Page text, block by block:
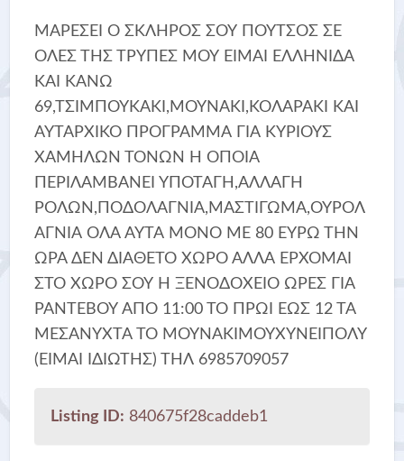
ΜΑΡΕΣΕΙ Ο ΣΚΛΗΡΟΣ ΣΟΥ ΠΟΥΤΣΟΣ ΣΕ
ΟΛΕΣ ΤΗΣ ΤΡΥΠΕΣ ΜΟΥ ΕΙΜΑΙ ΕΛΛΗΝΙΔΑ
ΚΑΙ ΚΑΝΩ
69,ΤΣΙΜΠΟΥΚΑΚΙ,ΜΟΥΝΑΚΙ,ΚΟΛΑΡΑΚΙ ΚΑΙ
ΑΥΤΑΡΧΙΚΟ ΠΡΟΓΡΑΜΜΑ ΓΙΑ ΚΥΡΙΟΥΣ
ΧΑΜΗΛΩΝ ΤΟΝΩΝ Η ΟΠΟΙΑ
ΠΕΡΙΛΑΜΒΑΝΕΙ ΥΠΟΤΑΓΗ,ΑΛΛΑΓΗ
ΡΟΛΩΝ,ΠΟΔΟΛΑΓΝΙΑ,ΜΑΣΤΙΓΩΜΑ,ΟΥΡΟΛ
ΑΓΝΙΑ ΟΛΑ ΑΥΤΑ ΜΟΝΟ ΜΕ 80 ΕΥΡΩ ΤΗΝ
ΩΡΑ ΔΕΝ ΔΙΑΘΕΤΟ ΧΩΡΟ ΑΛΛΑ ΕΡΧΟΜΑΙ
ΣΤΟ ΧΩΡΟ ΣΟΥ Η ΞΕΝΟΔΟΧΕΙΟ ΩΡΕΣ ΓΙΑ
ΡΑΝΤΕΒΟΥ ΑΠΟ 11:00 ΤΟ ΠΡΩΙ ΕΩΣ 12 ΤΑ
ΜΕΣΑΝΥΧΤΑ ΤΟ ΜΟΥΝΑΚΙΜΟΥΧΥΝΕΙΠΟΛΥ
(ΕΙΜΑΙ ΙΔΙΩΤΗΣ) ΤΗΛ 6985709057
Listing ID: 840675f28caddeb1